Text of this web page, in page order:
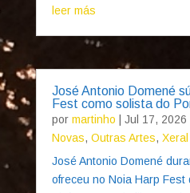
leer más
José Antonio Domené
Fest como solista do
por martinho Jul 17, 2026
Novas, Outras Artes, Xeral
José Antonio Domené
ofreceu no Noia Harp